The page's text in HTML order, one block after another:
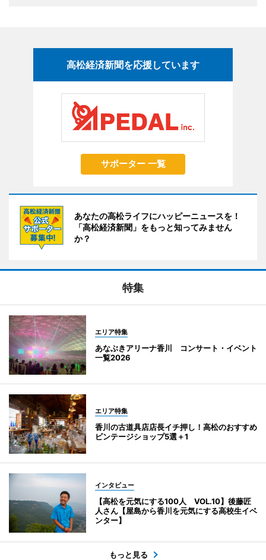
高松経済新聞を応援しています
サポーター 一覧
あなたの高松ライフにハッピーニュースを！
「高松経済新聞」をもっと知ってみません
か？
特集
エリア特集
あなぶきアリーナ香川 コンサート・イベント
一覧2026
エリア特集
香川の古道具店店長イチ押し！高松のおすすめ
ビンテージショップ5選＋1
インタビュー
【高松を元気にする100人 VOL.10】後藤匠
人さん【屋島から香川を元気にする高校生イベ
ンター】
もっと見る